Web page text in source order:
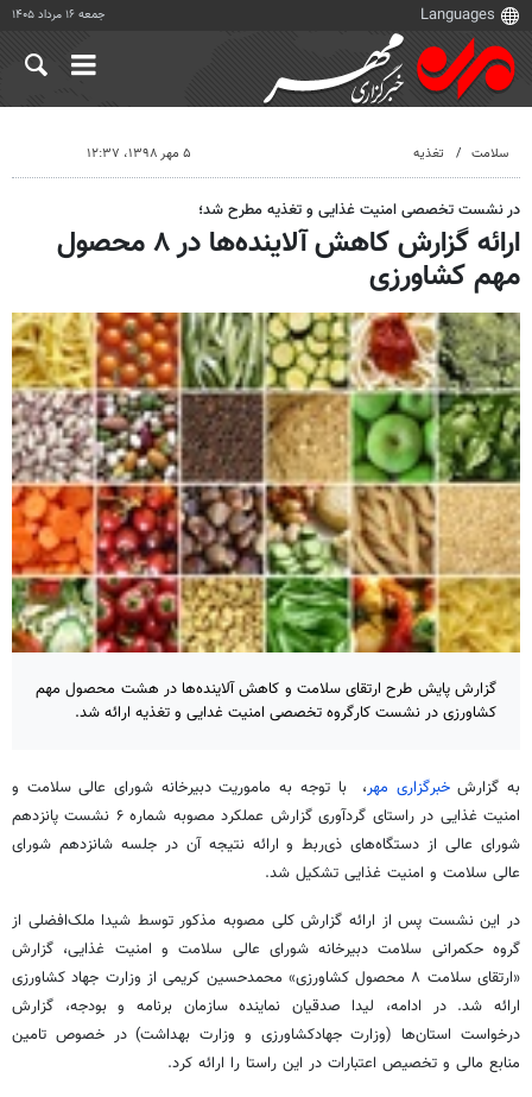
جمعه ۱۶ مرداد ۱۴۰۵
سلامت تغذیه ۵ مهر ۱۳۹۸، ۱۲:۳۷
در نشست تخصصی امنیت غذایی و تغذیه مطرح شد؛
ارائه گزارش کاهش آلاینده‌ها در ۸ محصول
مهم کشاورزی
گزارش پایش طرح ارتقای سلامت و کاهش آلاینده‌ها در هشت محصول مهم
کشاورزی در نشست کارگروه تخصصی امنیت غدایی و تغذیه ارائه شد.
به گزارشخبرگزاری مهر، با توجه به ماموریت دبیرخانه شورای عالی سلامت و
امنیت غذایی در راستای گردآوری گزارش عملکرد مصوبه شماره ۶ نشست پانزدهم
شورای عالی از دستگاه‌های ذی‌ربط و ارائه نتیجه آن در جلسه شانزدهم شورای
عالی سلامت و امنیت غذایی تشکیل شد.
در این نشست پس از ارائه گزارش کلی مصوبه مذکور توسط شیدا ملک‌افضلی از
گروه حکمرانی سلامت دبیرخانه شورای عالی سلامت و امنیت غذایی، گزارش
«ارتقای سلامت ۸ محصول کشاورزی» محمدحسین کریمی از وزارت جهاد کشاورزی
ارائه شد. در ادامه، لیدا صدقیان نماینده سازمان برنامه و بودجه، گزارش
درخواست استان‌ها (وزارت جهادکشاورزی و وزارت بهداشت) در خصوص تامین
منابع مالی و تخصیص اعتبارات در این راستا را ارائه کرد.